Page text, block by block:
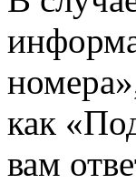
как
вам